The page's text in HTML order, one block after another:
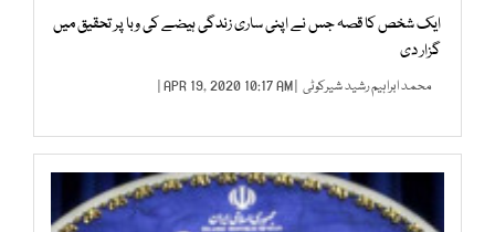
ایک شخص کا قصہ جس نے اپنی ساری زندگی ہیضے کی وبا پر تحقیق میں
گزار دی
محمد ابراہیم رشید شیرکوٹی | APR 19, 2020 10:17 AM |